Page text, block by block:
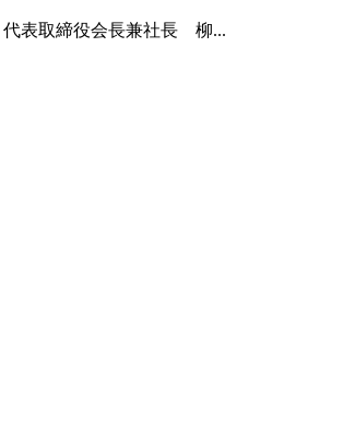
表取締役会長兼社長 柳...